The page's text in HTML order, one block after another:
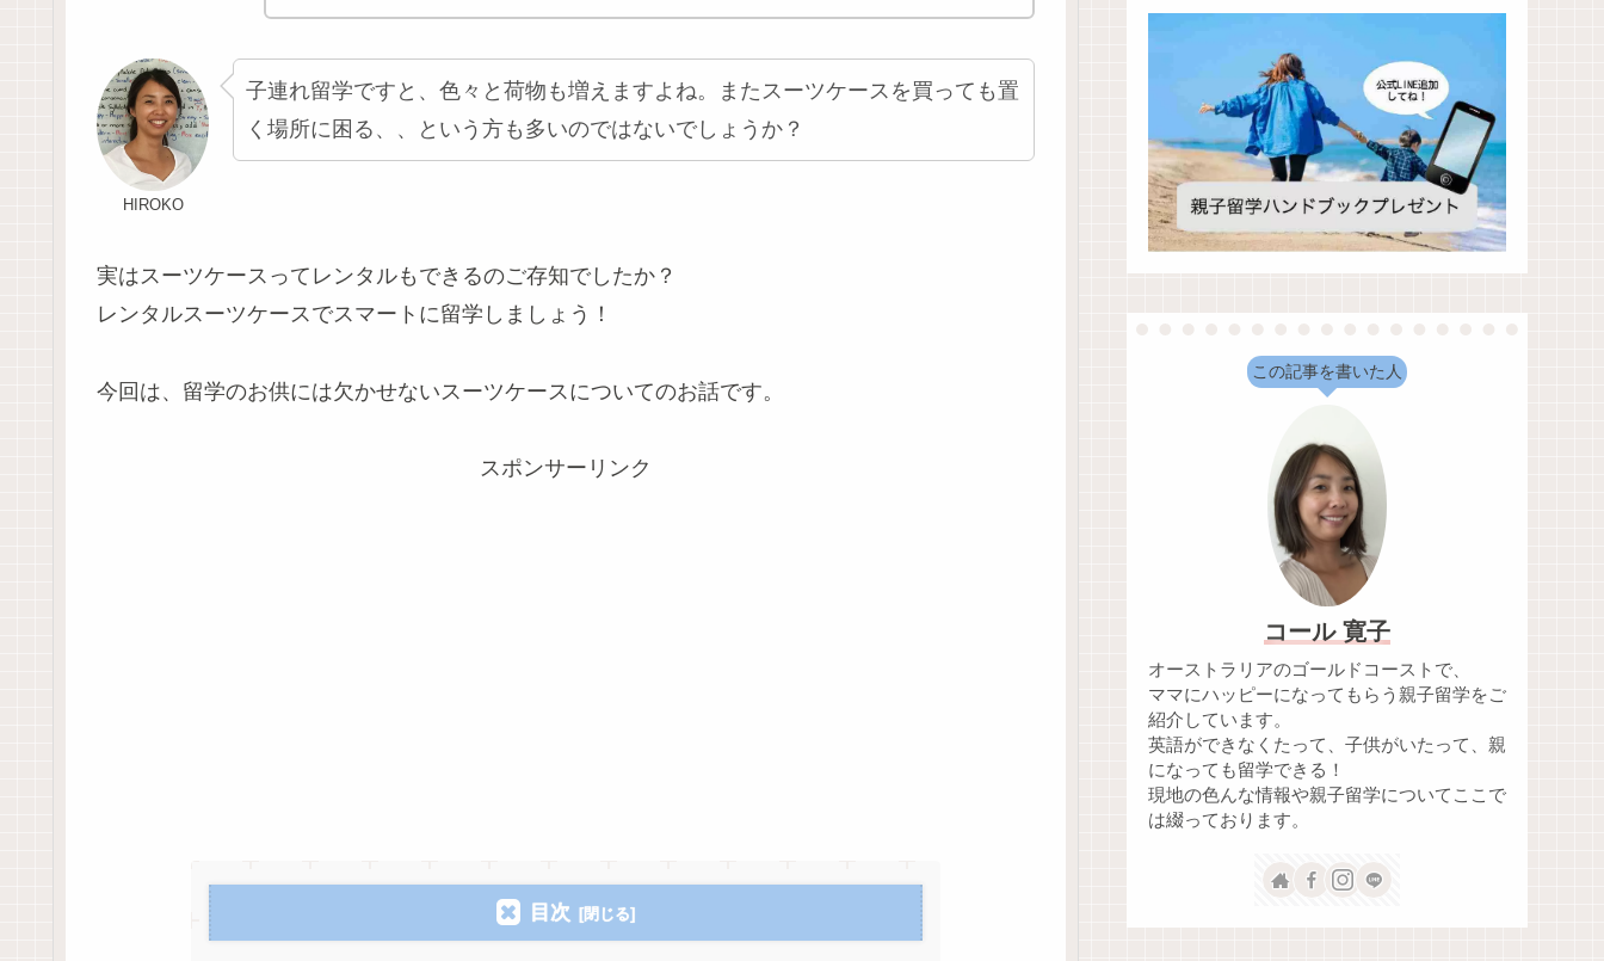
HIROKO
子連れ留学ですと、色々と荷物も増えますよね。またスーツケースを買っても置
く場所に困る、、という方も多いのではないでしょうか？
実はスーツケースってレンタルもできるのご存知でしたか？
レンタルスーツケースでスマートに留学しましょう！
今回は、留学のお供には欠かせないスーツケースについてのお話です。
スポンサーリンク
目次
この記事を書いた人
コール 寛子
オーストラリアのゴールドコーストで、
ママにハッピーになってもらう親子留学をご
紹介しています。
英語ができなくたって、子供がいたって、親
になっても留学できる！
現地の色んな情報や親子留学についてここで
は綴っております。